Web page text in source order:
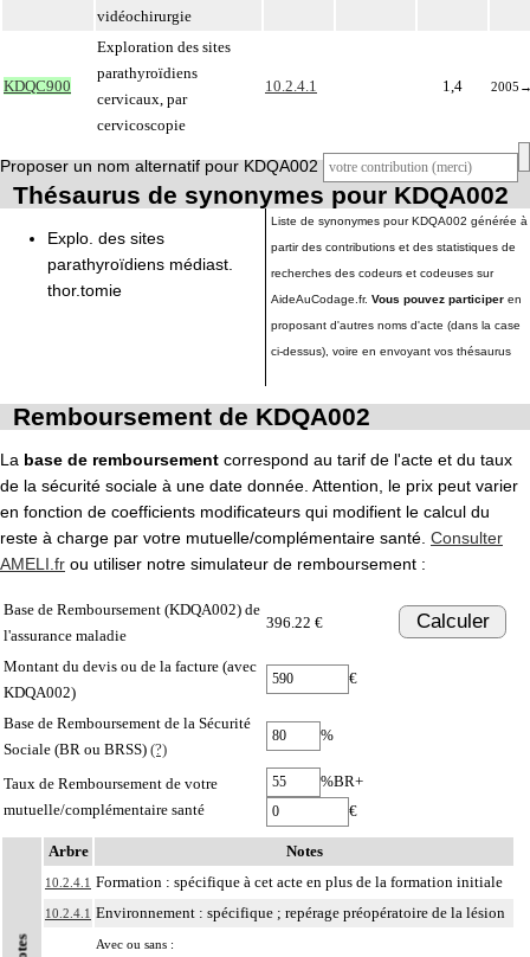
vidéochirurgie
KDQC900
Exploration des sites
parathyroïdiens
cervicaux, par
cervicoscopie
10.2.4.1 1,4 2005
Proposer un nom alternatif pour KDQA002
Thésaurus de synonymes pour KDQA002
Explo. des sites
parathyroïdiens médiast.
thor.tomie
Liste de synonymes pour KDQA002 générée à
partir des contributions et des statistiques de
recherches des codeurs et codeuses sur
AideAuCodage.fr. Vous pouvez participer en
proposant d'autres noms d'acte (dans la case
ci-dessus), voire en envoyant vos thésaurus
Remboursement de KDQA002
La base de remboursement correspond au tarif de l'acte et du taux
de la sécurité sociale à une date donnée. Attention, le prix peut varier
en fonction de coefficients modificateurs qui modifient le calcul du
reste à charge par votre mutuelle/complémentaire santé. Consulter
AMELI.fr ou utiliser notre simulateur de remboursement :
Base de Remboursement (KDQA002) de
l'assurance maladie
396.22 € Calculer
Montant du devis ou de la facture (avec
KDQA002)
€
Base de Remboursement de la Sécurité
Sociale (BR ou BRSS) (?)
%
Taux de Remboursement de votre
mutuelle/complémentaire santé
%BR+
€
Arbre Notes
10.2.4.1 Formation : spécifique à cet acte en plus de la formation initiale
10.2.4.1 Environnement : spécifique ; repérage préopératoire de la lésion
Avec ou sans :